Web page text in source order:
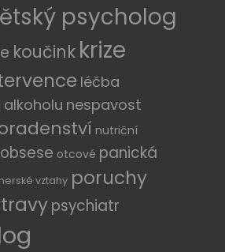
psycholog
koučink krize
léčba
nespavost
nutriční
obsese otcové panická
vztahy poruchy
psychiatr